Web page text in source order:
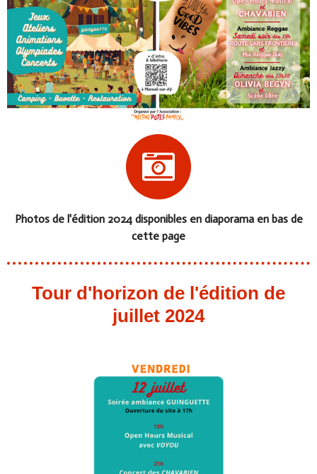
Photos de l'édition 2024 disponibles en diaporama en bas de
cette page
Tour d'horizon de l'édition de
juillet 2024